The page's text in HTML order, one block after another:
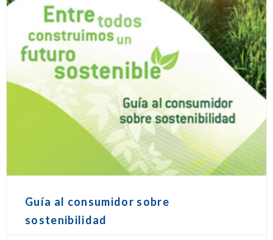
Guía al consumidor sobre
sostenibilidad